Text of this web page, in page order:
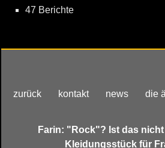
47 Berichte
zurück kontakt news die
Farin: "Rock"? Ist das
Kleidungsstück für